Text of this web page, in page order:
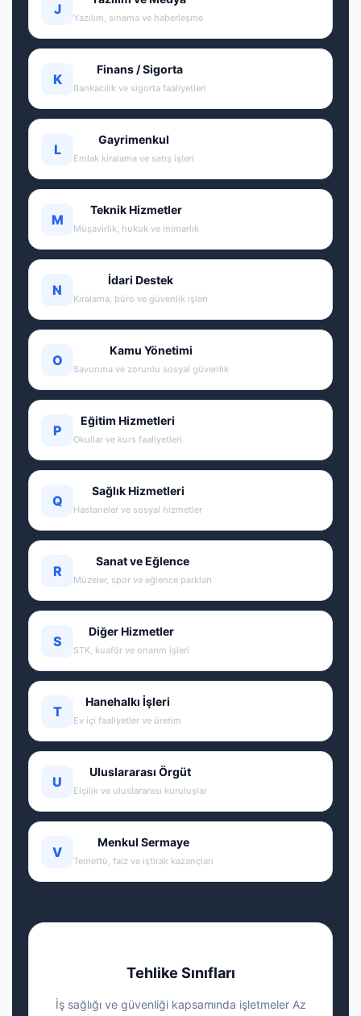
J
Yazılım, sinema ve haberleşme
K
Finans / Sigorta
Bankacılık ve sigorta faaliyetleri
L
Gayrimenkul
Emlak kiralama ve satış işleri
M
Teknik Hizmetler
Müşavirlik, hukuk ve mimarlık
N
İdari Destek
Kiralama, büro ve güvenlik işleri
O
Kamu Yönetimi
Savunma ve zorunlu sosyal güvenlik
P
Eğitim Hizmetleri
Okullar ve kurs faaliyetleri
Q
Sağlık Hizmetleri
Hastaneler ve sosyal hizmetler
R
Sanat ve Eğlence
Müzeler, spor ve eğlence parkları
S
Diğer Hizmetler
STK, kuaför ve onarım işleri
T
Hanehalkı İşleri
Ev içi faaliyetler ve üretim
U
Uluslararası Örgüt
Elçilik ve uluslararası kuruluşlar
V
Menkul Sermaye
Temettü, faiz ve iştirak kazançları
Tehlike Sınıfları
İş sağlığı ve güvenliği kapsamında işletmeler Az